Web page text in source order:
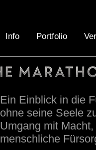
Info Portfolio
Ein Einblick in die
ohne seine Seele
Umgang mit
menschliche